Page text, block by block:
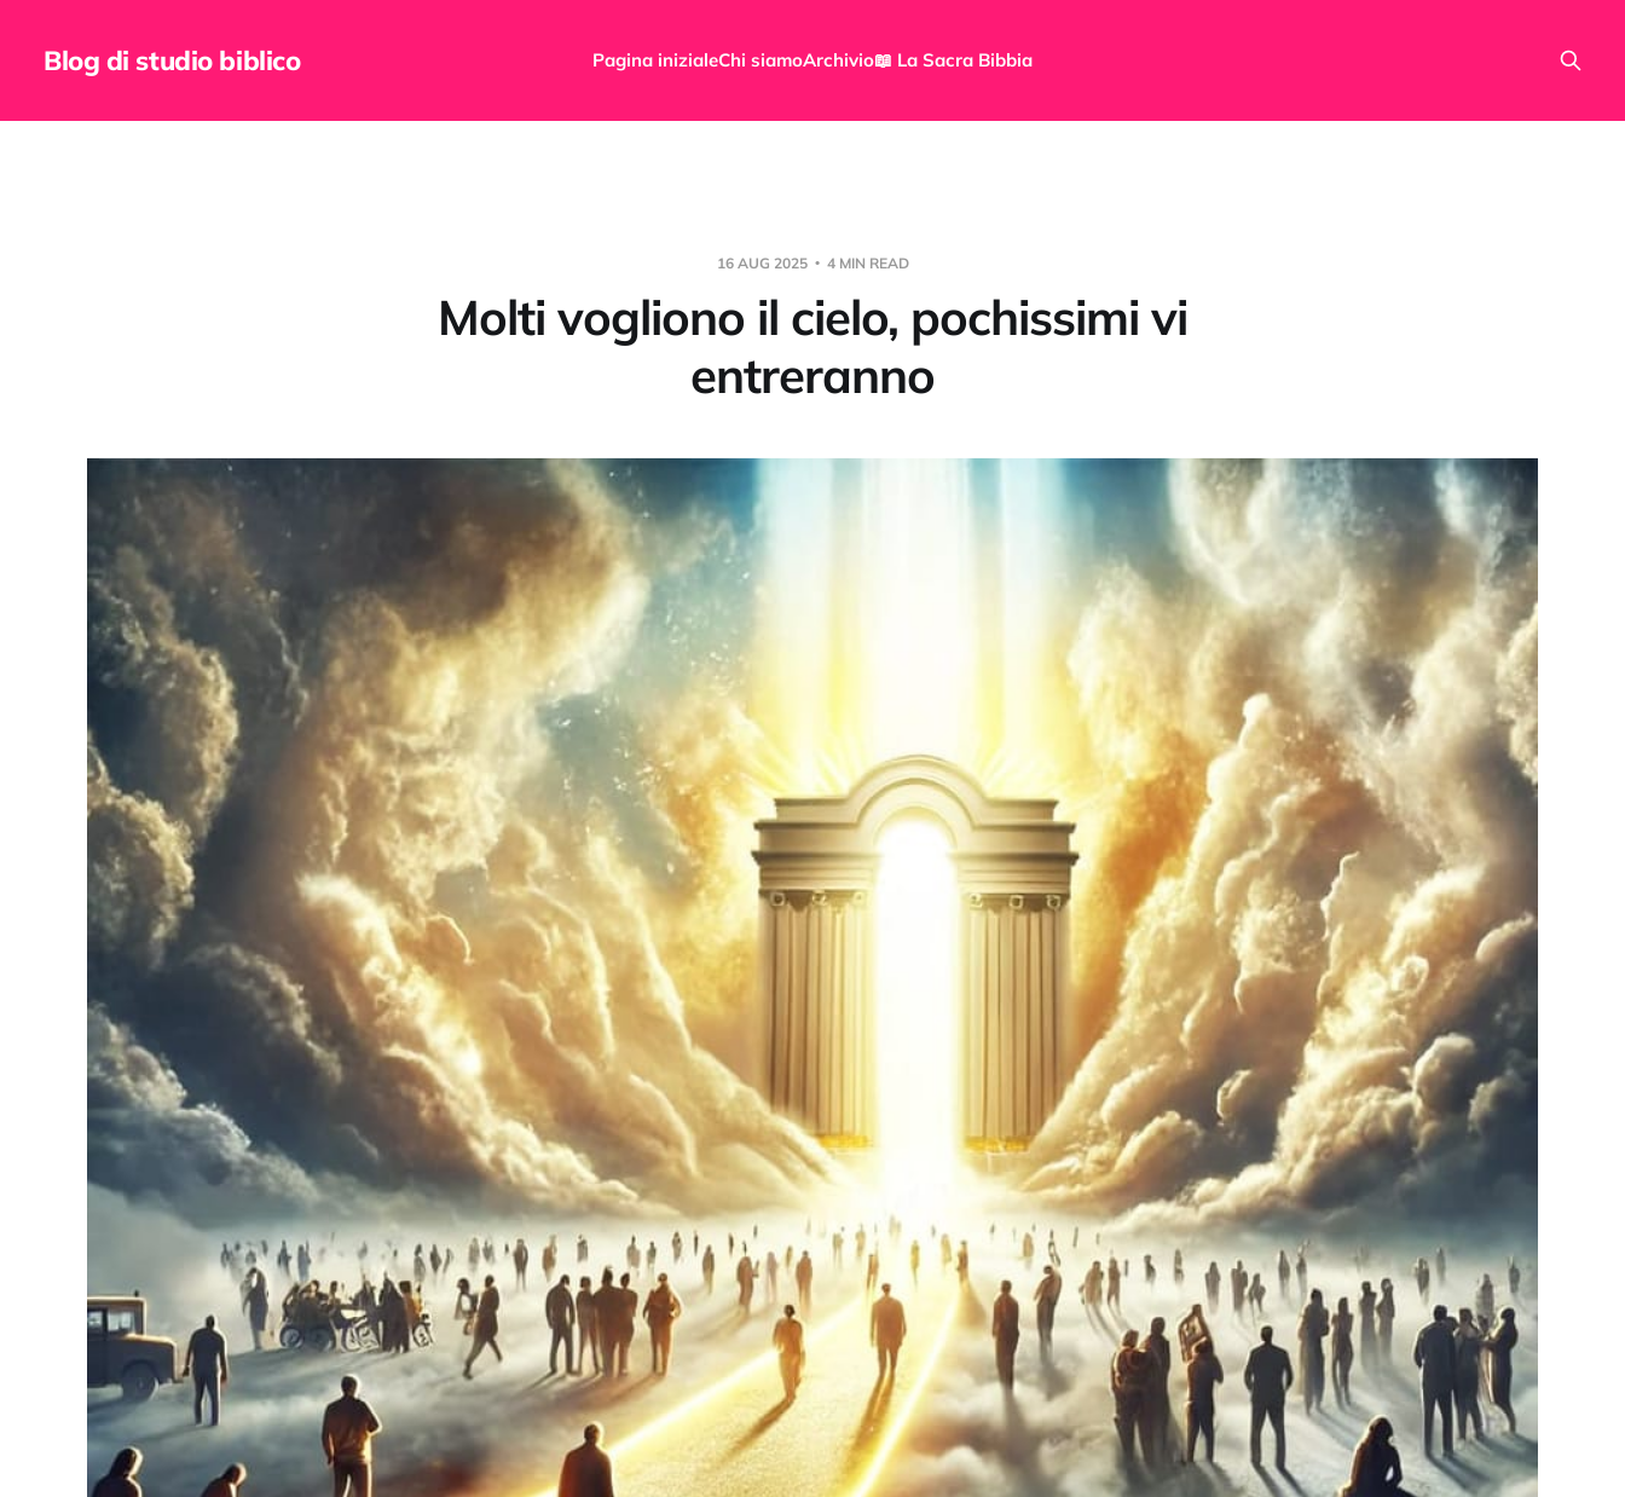
Blog di studio biblico Pagina inizialeChi siamoArchivio📖 La Sacra Bibbia
16 AUG 2025 4 MIN READ
Molti vogliono il cielo, pochissimi vi
entreranno